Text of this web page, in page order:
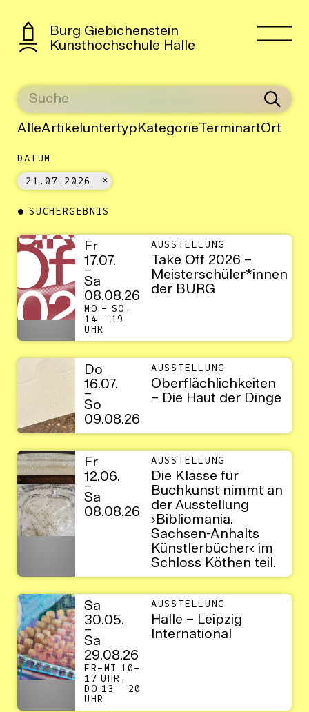
Burg Giebichenstein
Kunsthochschule Halle
AlleArtikeluntertyp KategorieTerminartOrt
DATUM
21.07.2026
SUCHERGEBNIS
Fr
17.07.
–
Sa
08.08.26
MO – SO,
14 – 19
UHR
AUSSTELLUNG
Take Off 2026 –
Meisterschüler*innen
der BURG
Do
16.07.
–
So
09.08.26
AUSSTELLUNG
Oberflächlichkeiten
– Die Haut der Dinge
Fr
12.06.
–
Sa
08.08.26
AUSSTELLUNG
Die Klasse für
Buchkunst nimmt an
der Ausstellung
›Bibliomania.
Sachsen-Anhalts
Künstlerbücher‹ im
Schloss Köthen teil.
Sa
30.05.
–
Sa
29.08.26
FR–MI 10–
17 UHR,
DO 13 – 20
UHR
AUSSTELLUNG
Halle – Leipzig
International